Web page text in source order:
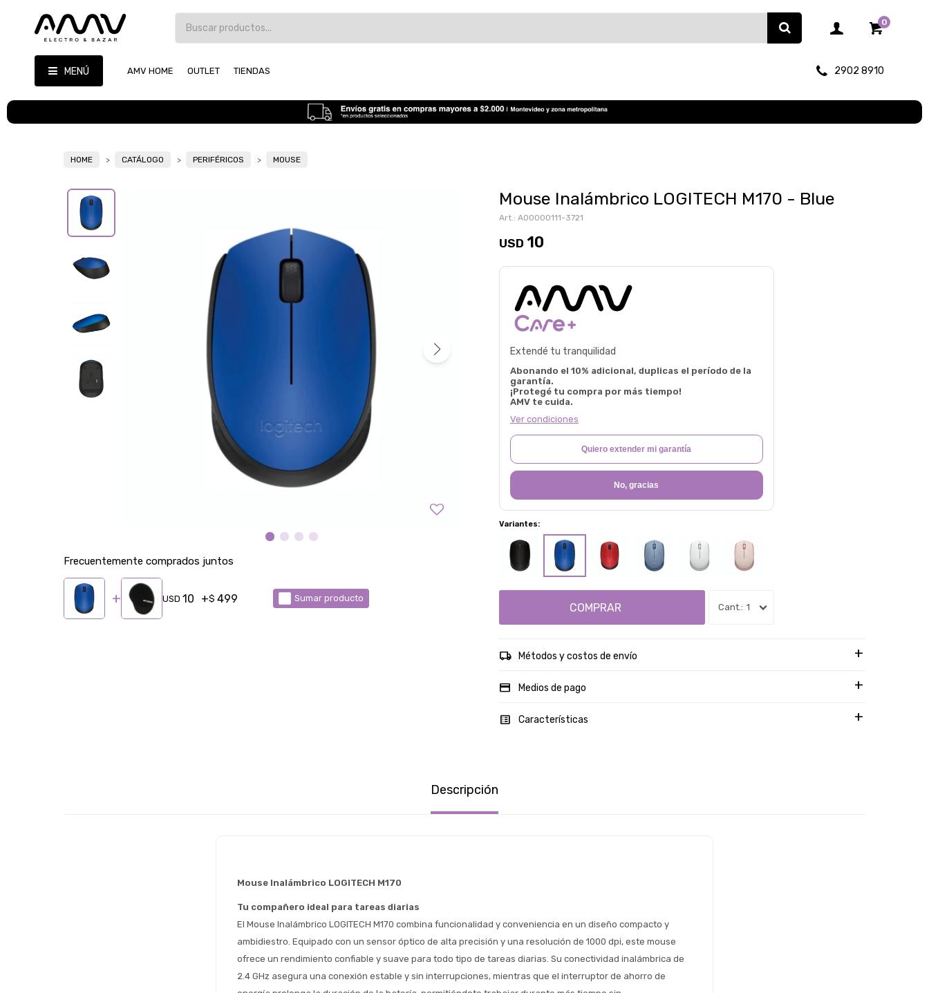
MENÚ AMV HOME OUTLET TIENDAS 2902 8910
0
HOME CATÁLOGO PERIFÉRICOS MOUSE
Frecuentemente comprados juntos
USD 10 $ 499 Sumar producto
Mouse Inalámbrico LOGITECH M170 - Blue
A00000111-3721
USD 10
Extendé tu tranquilidad
Abonando el 10% adicional, duplicas el período de la
garantía.
¡Protegé tu compra por más tiempo!
AMV te cuida.
Ver condiciones
Quiero extender mi garantía
No, gracias
Variantes:
1
COMPRAR
Métodos y costos de envío
Medios de pago
Características
Descripción
Mouse Inalámbrico LOGITECH M170
Tu compañero ideal para tareas diarias
El Mouse Inalámbrico LOGITECH M170 combina funcionalidad y conveniencia en un diseño compacto y
ambidiestro. Equipado con un sensor óptico de alta precisión y una resolución de 1000 dpi, este mouse
ofrece un rendimiento confiable y suave para todo tipo de tareas diarias. Su conectividad inalámbrica de
2.4 GHz asegura una conexión estable y sin interrupciones, mientras que el interruptor de ahorro de